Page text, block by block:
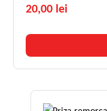
20,00 lei